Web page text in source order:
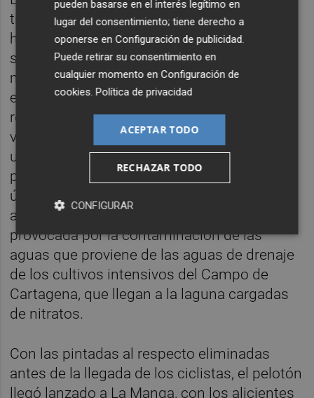
tierra de La Manga del Mar Menor, donde
había ruido reivindicativo, de indignación
social por la contaminación de las aguas
marítimas que en algunas zonas está
exterminando a los peces. "SOS Mar Menor",
rezaban las pancartas de ciudadanos y
veraneantes indignados. La Vuelta les puso
un altavoz para la problemática ecológica,
para unos consecuencia del calor de los
últimos días, para otros es culpa de la
anoxia, falta de oxígeno en el agua del mar
provocada por la contaminación de las
aguas que proviene de las aguas de drenaje
de los cultivos intensivos del Campo de
Cartagena, que llegan a la laguna cargadas
de nitratos.
Con las pintadas al respecto eliminadas
antes de la llegada de los ciclistas, el pelotón
llegó lanzado a La Manga, con los alicientes
pueden basarse en el interés legítimo en
lugar del consentimiento; tiene derecho a
oponerse enConfiguración de publicidad
Puede retirar su consentimiento en
cualquier momento enConfiguración de
cookies .Política de privacidad
ACEPTAR TODO
RECHAZAR TODO
CONFIGURAR